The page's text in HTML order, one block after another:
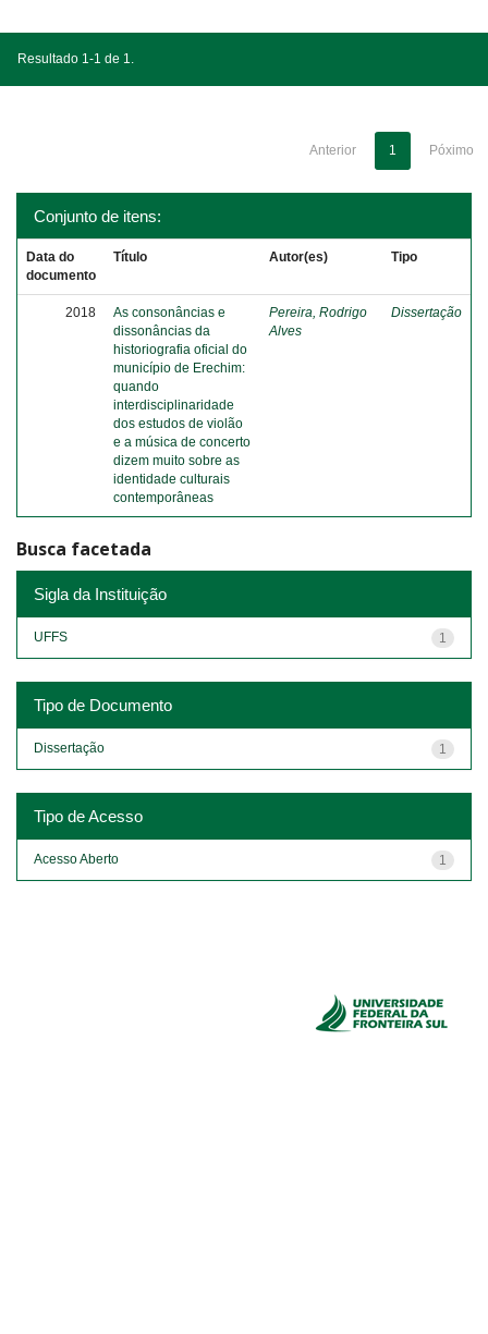
Resultado 1-1 de 1.
Anterior 1 Póximo
Conjunto de itens:
Data do
documento
Título Autor(es) Tipo
2018
As consonâncias e
dissonâncias da
historiografia oficial do
município de Erechim:
quando
interdisciplinaridade
dos estudos de violão
e a música de concerto
dizem muito sobre as
identidade culturais
contemporâneas
Pereira, Rodrigo
Alves
Dissertação
Busca facetada
Sigla da Instituição
1
UFFS
Tipo de Documento
1
Dissertação
Tipo de Acesso
1
Acesso Aberto